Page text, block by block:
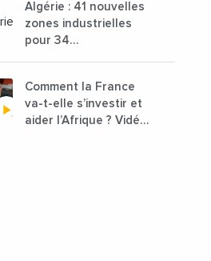
avec une enveloppe
de 1,25 milliard de
dirhams
Algérie : 41 nouvelles
zones industrielles
pour 34
Comment la France
va-t-elle s’investir et
aider l’Afrique ? Vidéo